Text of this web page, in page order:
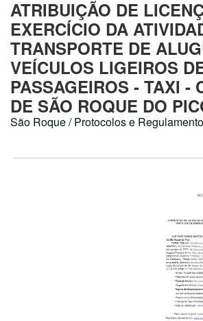
ATRIBUIÇÃO DE
EXERCÍCIO DA
TRANSPORTE DE
VEÍCULOS LIGEIROS
PASSAGEIROS - TAXI -
DE SÃO ROQUE DO
São Roque / Protocolos e